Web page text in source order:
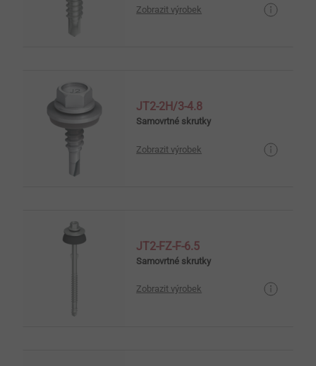
Zobrazit výrobek
JT2-2H/3-4.8
Samovrtné skrutky
Zobrazit výrobek
JT2-FZ-F-6.5
Samovrtné skrutky
Zobrazit výrobek